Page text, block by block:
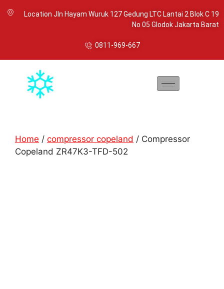
Location Jln Hayam Wuruk 127 Gedung LTC Lantai 2 Blok C 19
No 05 Glodok Jakarta Barat
0811-969-667
Home / compressor copeland / Compressor
Copeland ZR47K3-TFD-502